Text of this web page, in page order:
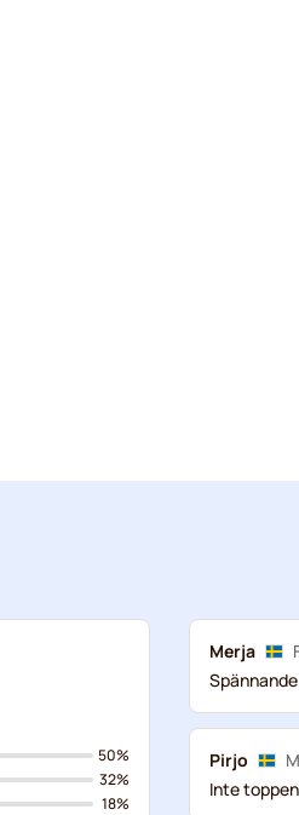
50%
32%
18%
Merja
Pirjo
Inte